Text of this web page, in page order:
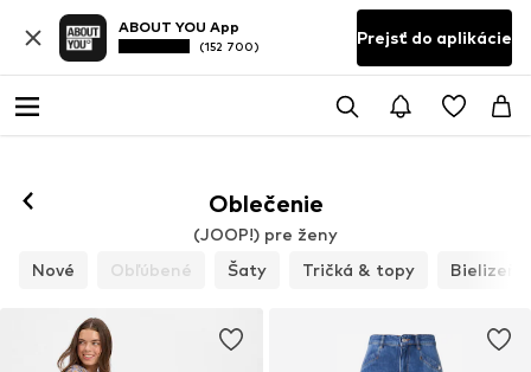
ABOUT YOU App
(152 700) Prejsť do aplikácie
Oblečenie
(JOOP!) pre ženy
Nové
Obľúbené Šaty Tričká & topy Bielizeň